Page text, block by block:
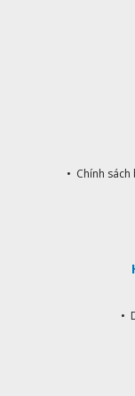
• Chính
•